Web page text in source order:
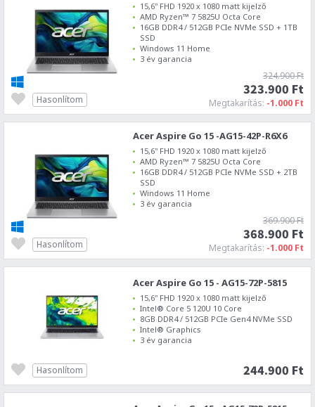
15,6" FHD 1920 x 1080 matt kijelző
AMD Ryzen™ 7 5825U Octa Core
16GB DDR4 / 512GB PCIe NVMe SSD + 1TB
SSD
Windows 11 Home
3 év garancia
324.900 Ft
323.900 Ft
Megtakarítás: -1.000 Ft
Hasonlítom
Acer Aspire Go 15 -AG15-42P-R6X6
15,6" FHD 1920 x 1080 matt kijelző
AMD Ryzen™ 7 5825U Octa Core
16GB DDR4 / 512GB PCIe NVMe SSD + 2TB
SSD
Windows 11 Home
3 év garancia
369.900 Ft
368.900 Ft
Megtakarítás: -1.000 Ft
Hasonlítom
Acer Aspire Go 15 - AG15-72P-5815
15,6" FHD 1920 x 1080 matt kijelző
Intel® Core 5 120U 10 Core
8GB DDR4 / 512GB PCIe Gen4 NVMe SSD
Intel® Graphics
3 év garancia
244.900 Ft
Hasonlítom